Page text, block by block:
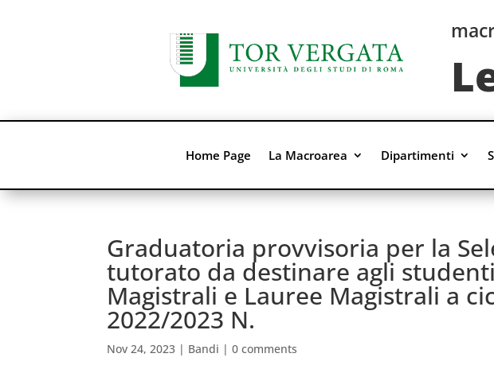
Home Page La Macroarea Dipartimenti
Graduatoria provvisoria per la
tutorato da destinare agli
Magistrali e Lauree Magistrali a
2022/2023 N.
Nov 24, 2023 | Bandi |0 comments